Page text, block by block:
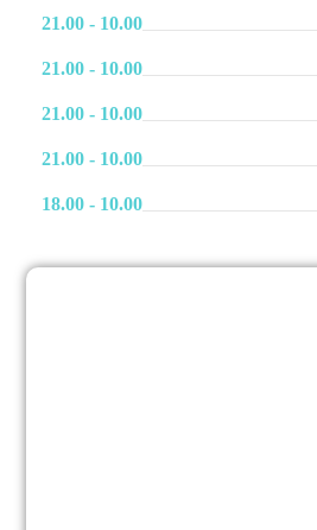
10.00 - 21.00
10.00 - 21.00
10.00 - 21.00
10.00 - 21.00
10.00 - 18.00